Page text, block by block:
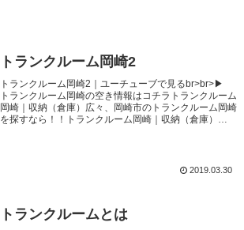
トランクルーム岡崎2
トランクルーム岡崎2｜ユーチューブで見るbr>br>▶
トランクルーム岡崎の空き情報はコチラトランクルーム
岡崎｜収納（倉庫）広々、岡崎市のトランクルーム岡崎
を探すなら！！トランクルーム岡崎｜収納（倉庫）
2019.03.30
トランクルームとは